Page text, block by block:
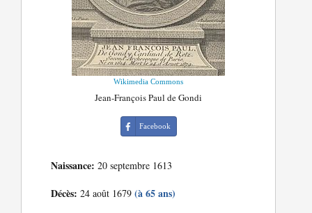
Wikimedia Commons
Jean-François Paul de Gondi
Facebook
Naissance: 20 septembre 1613
Décès: 24 août 1679(à 65 ans)